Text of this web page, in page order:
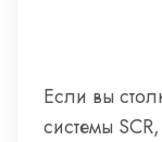
Если вы
системы